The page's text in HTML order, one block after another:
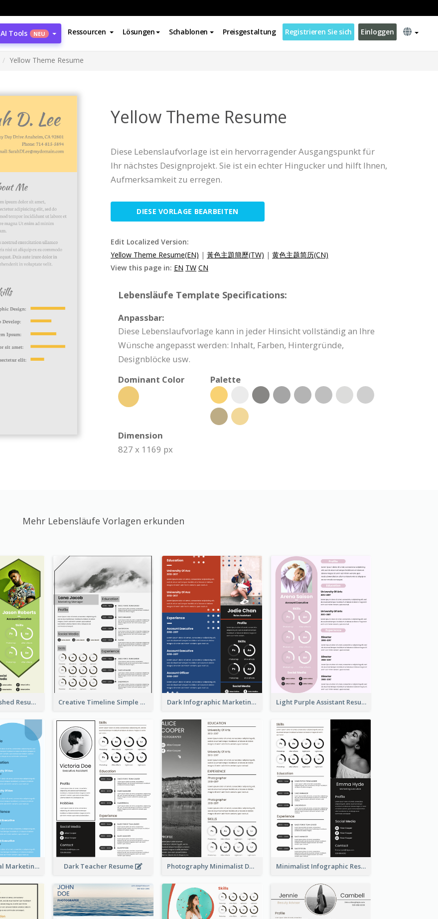
AI Tools NEU Ressourcen Lösungen Schablonen Preisgestaltung Registrieren Sie sich Einloggen
Yellow Theme Resume
Yellow Theme Resume
Diese Lebenslaufvorlage ist ein hervorragender Ausgangspunkt für
Ihr nächstes Designprojekt. Sie ist ein echter Hingucker und hilft Ihnen,
Aufmerksamkeit zu erregen.
DIESE VORLAGE BEARBEITEN
Edit Localized Version:
Yellow Theme Resume(EN) | 黃色主題簡歷(TW) | 黄色主题简历(CN)
View this page in: EN TW CN
Lebensläufe Template Specifications:
Anpassbar:
Diese Lebenslaufvorlage kann in jeder Hinsicht vollständig an Ihre
Wünsche angepasst werden: Inhalt, Farben, Hintergründe,
Designblöcke usw.
Dominant Color
Palette
Dimension
827 x 1169 px
Mehr Lebensläufe Vorlagen erkunden
Green Distinguished Resume Creative Timeline Simple Resume Dark Infographic Marketing Assistant Resume Light Purple Assistant Resume
Blue Professional Marketing Resume Dark Teacher Resume Photography Minimalist Design Resume Minimalist Infographic Resume